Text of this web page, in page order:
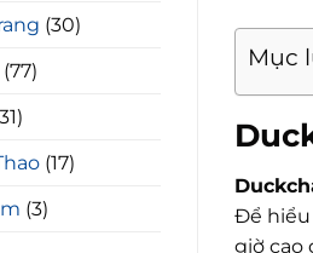
(30)
(77)
(17)
(3)
Mục
Để hiểu
giờ cao